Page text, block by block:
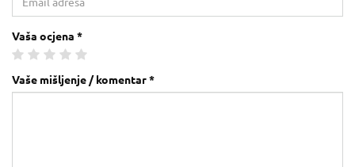
Vaša ocjena *
Vaše mišljenje / komentar *